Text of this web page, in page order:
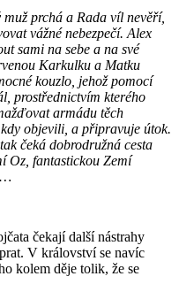
prchá a Rada víl nevěří,
vážné nebezpečí. Alex
sami na sebe a na své
Karkulku a Matku
kouzlo, jehož pomocí
prostřednictvím kterého
armádu těch
objevili, a připravuje útok.
čeká dobrodružná cesta
Oz, fantastickou Zemí
čekají další nástrahy
V království se navíc
kolem děje tolik, že se